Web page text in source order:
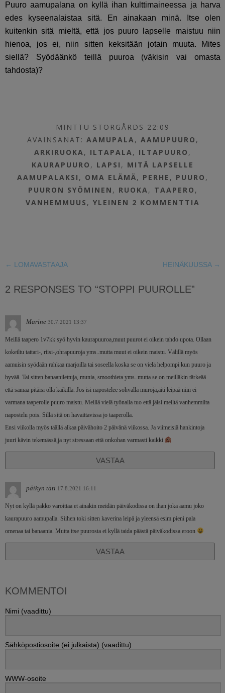
Puuro aamupalana on kyllä ihan kulttimaineessa ja harva
edes kyseenalaistaa sitä. En ainakaan minä. Itse olen
kuitenkin sitä mieltä, että jos puuro lapselle maistuu niin
hienoa, jos ei, niin sitten keksitään jotain muuta. Mites
siellä? Syödäänkö teillä puuroa (väkisin vai omasta
tahdosta)?
MINTTU STORGÅRDS 22:09
AVAINSANAT: AAMUPALA, AAMUPUURO ,
ARKIRUOKA, ILTAPALA, ILTAPUURO ,
KAURAPUURO , LAPSI , MITÄ LAPSELLE
AAMUPALAKSI , OMA ELÄMÄ, PERHE , PUURO ,
PUURON SYÖMINEN , RUOKA, TAAPERO ,
VANHEMMUUS ,YLEINEN 2 KOMMENTTIA
← LOMAVASTAAJA HEINÄKUUSSA →
2 RESPONSES TO “STOPPI PUUROLLE”
Marine 30.7.2021 13:37
Meillä taapero 1v7kk syö hyvin kaurapuuroa,muut puurot ei oikein tahdo upota. Ollaan
kokeiltu tattari-, riisi-,ohrapuuroja yms..mutta muut ei oikein maistu. Välillä myös
aamuisin syödään rahkaa marjoilla tai soseella koska se on vielä helpompi kun puuro ja
hyvää. Tai sitten banaanilettuja, munia, smoothieta yms..mutta se on meilläkin tärkeää
että samaa pitäisi olla kaikilla. Jos isi napostelee sohvalla muroja,äiti leipää niin ei
varmana taaperolle puuro maistu. Meillä vielä työnalla tuo että jäisi meiltä vanhemmilta
napostelu pois. Sillä sitä on havaittavissa jo taaperolla.
Ensi viikolla myös täällä alkaa päivähoito 2 päivänä viikossa. Ja viimeisiä hankintoja
juuri kävin tekemässä,ja nyt stressaan että onkohan varmasti kaikki
VASTAA
päikyn täti 17.8.2021 16:11
Nyt on kyllä pakko varoittaa et ainakin meidän päiväkodissa on ihan joka aamu joko
kaurapuuro aamupalla. Siihen toki sitten kaverina leipä ja yleensä esim pieni pala
omenaa tai banaania. Mutta itse puurosta ei kyllä taida päästä päiväkodissa eroon
VASTAA
KOMMENTOI
Nimi (vaadittu)
Sähköpostiosoite (ei julkaista) (vaadittu)
WWW-osoite